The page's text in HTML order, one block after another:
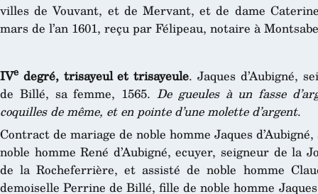
villes de Vouvant, et de Mervant, et de dame
mars de l’an 1601, reçu par Félipeau, notaire à
IVe degré, trisayeul et trisayeule. Jaques d’Aubigné,
de Billé, sa femme, 1565. De gueules à un fasse
coquilles de même, et en pointe d’une molette d’argent.
Contract de mariage de noble homme Jaques
noble homme René d’Aubigné, ecuyer, seigneur de la
de la Rocheferrière, et assisté de noble homme
demoiselle Perrine de Billé, fille de noble homme